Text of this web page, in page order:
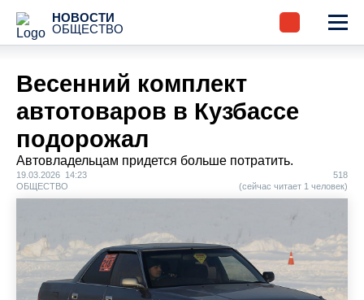
НОВОСТИ
ОБЩЕСТВО
Весенний комплект
автотоваров в Кузбассе
подорожал
Автовладельцам придется больше потратить.
19.03.2026 14:23
ОБЩЕСТВО
518
(сейчас читает 1 человек)